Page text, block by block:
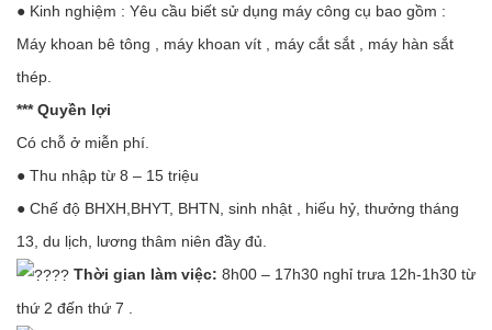
● Kinh nghiệm : Yêu cầu biết sử dụng máy công cụ bao gồm :
Máy khoan bê tông , máy khoan vít , máy cắt sắt , máy hàn sắt
thép.
*** Quyền lợi
Có chỗ ở miễn phí.
● Thu nhập từ 8 – 15 triệu
● Chế độ BHXH,BHYT, BHTN, sinh nhật , hiếu hỷ, thưởng tháng
13, du lịch, lương thâm niên đầy đủ‬‬‬‬‬.
Thời gian làm việc: 8h00 – 17h30 nghỉ trưa 12h-1h30 từ
thứ 2 đến thứ 7 .